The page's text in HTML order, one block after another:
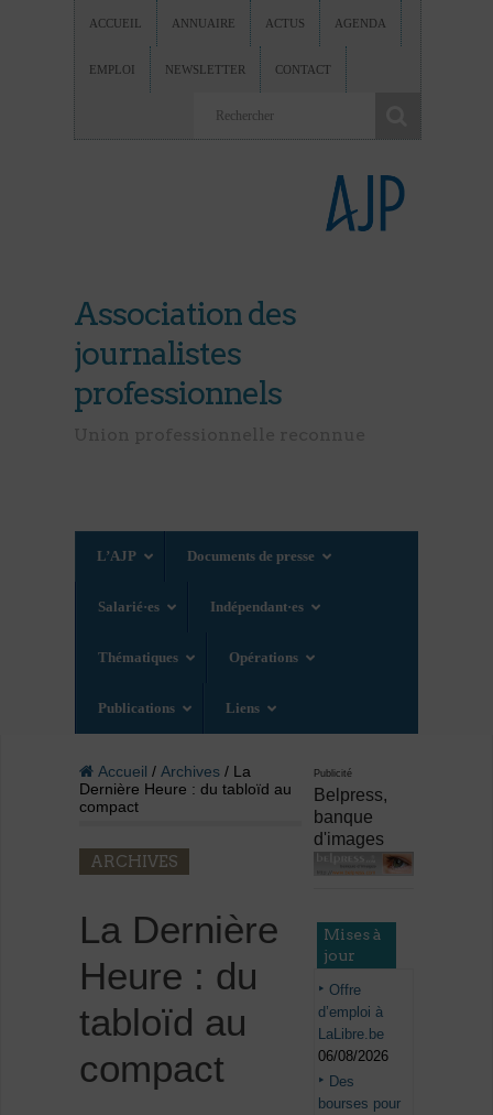
ACCUEIL ANNUAIRE ACTUS AGENDA
EMPLOI NEWSLETTER CONTACT
Association des
journalistes
professionnels
L’AJP Documents de presse
Salarié·es Indépendant·es
Thématiques Opérations
Publications Liens
Accueil / Archives/ La
Dernière Heure : du tabloïd au
compact
ARCHIVES
La Dernière
Heure : du
tabloïd au
compact
Publicité
Belpress,
banque
d'images
Mises à
jour
Offre
d’emploi à
LaLibre.be
06/08/2026
Des
bourses pour